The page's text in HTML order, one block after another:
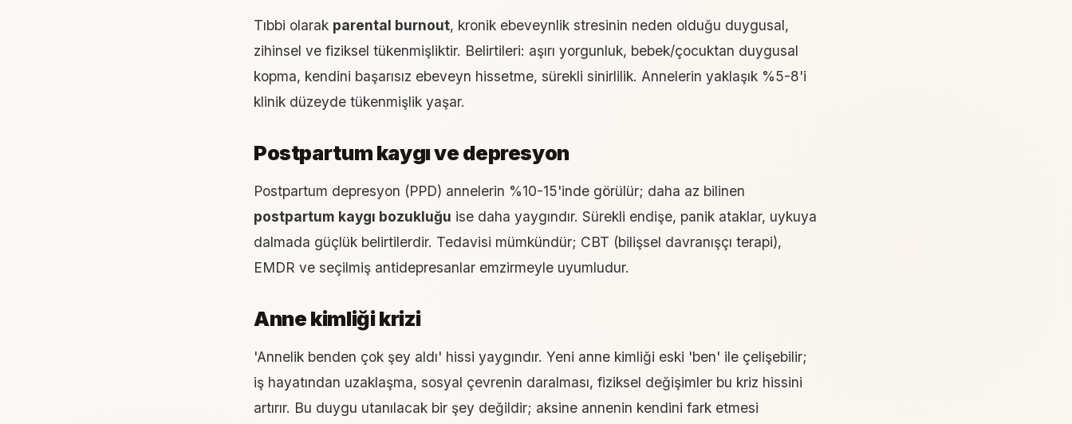
Tıbbi olarak parental burnout, kronik ebeveynlik stresinin neden olduğu duygusal,
zihinsel ve fiziksel tükenmişliktir. Belirtileri: aşırı yorgunluk, bebek/çocuktan duygusal
kopma, kendini başarısız ebeveyn hissetme, sürekli sinirlilik. Annelerin yaklaşık %5-8'i
klinik düzeyde tükenmişlik yaşar.
Postpartum kaygı ve depresyon
Postpartum depresyon (PPD) annelerin %10-15'inde görülür; daha az bilinen
postpartum kaygı bozukluğu ise daha yaygındır. Sürekli endişe, panik ataklar, uykuya
dalmada güçlük belirtilerdir. Tedavisi mümkündür; CBT (bilişsel davranışçı terapi),
EMDR ve seçilmiş antidepresanlar emzirmeyle uyumludur.
Anne kimliği krizi
'Annelik benden çok şey aldı' hissi yaygındır. Yeni anne kimliği eski 'ben' ile çelişebilir;
iş hayatından uzaklaşma, sosyal çevrenin daralması, fiziksel değişimler bu kriz hissini
artırır. Bu duygu utanılacak bir şey değildir; aksine annenin kendini fark etmesi